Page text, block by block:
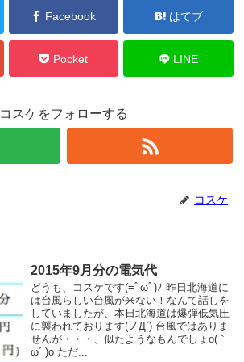
Facebook はてブ
Pocket LINE
コスケをフォローする
コスケ
2015年9月分の電気代
どうも、コスケです(=ﾟωﾟ)ﾉ 昨日北海道に
は台風らしい台風が来ない！なんて話しを
していましたが、本日北海道は爆弾低気圧
に襲われております(ノД`) 台風ではありま
せんが・・・、似たようなもんでしょo(｀
ω´ )o ただ...